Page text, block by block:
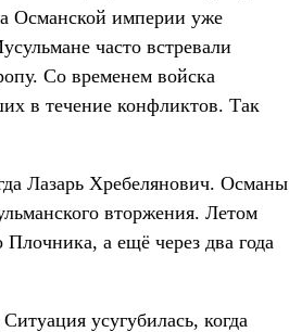
Османской империи уже
часто встревали
Со временем войска
в течение конфликтов. Так
Лазарь Хребелянович. Османы
вторжения. Летом
а ещё через два года
усугубилась, когда